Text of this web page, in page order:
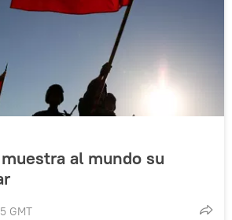
al mundo su
GMT